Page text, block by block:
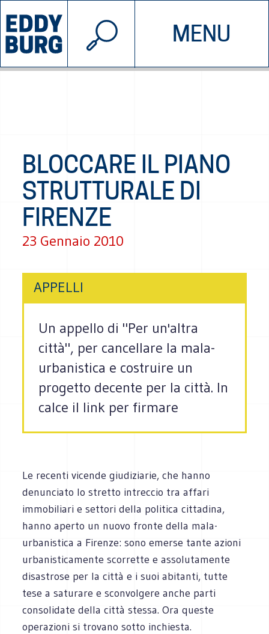
MENU
INIZIATIVE CHI SIAMO
© 2026 EDDYBURG
BLOCCARE IL PIANO
STRUTTURALE DI
FIRENZE
23 Gennaio 2010
APPELLI
Un appello di "Per un'altra
città", per cancellare la mala-
urbanistica e costruire un
progetto decente per la città. In
calce il link per firmare
Le recenti vicende giudiziarie, che hanno
denunciato lo stretto intreccio tra affari
immobiliari e settori della politica cittadina,
hanno aperto un nuovo fronte della mala-
urbanistica a Firenze: sono emerse tante azioni
urbanisticamente scorrette e assolutamente
disastrose per la città e i suoi abitanti, tutte
tese a saturare e sconvolgere anche parti
consolidate della città stessa. Ora queste
operazioni si trovano sotto inchiesta.